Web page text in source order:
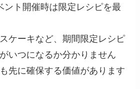
ント開催時は限定レシピを最
ケーキなど、期間限定レシピ
いつになるか分かりません
先に確保する価値があります